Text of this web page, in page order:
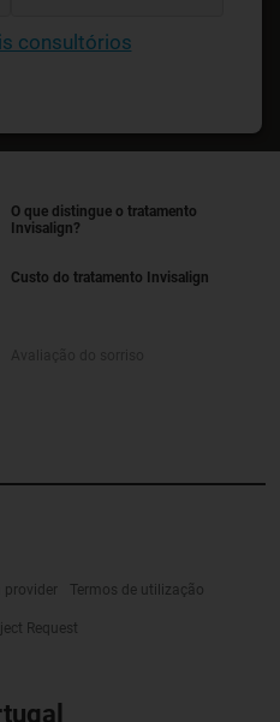
consultórios
O que distingue o tratamento
Invisalign?
Custo do tratamento Invisalign
provider Termos de utilização
Request